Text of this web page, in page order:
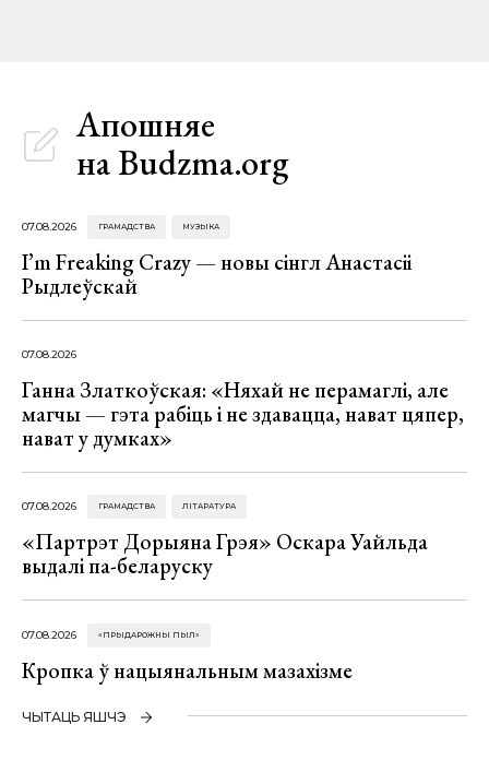
Апошняе
на Budzma.org
07.08.2026 ГРАМАДСТВА МУЗЫКА
I’m Freaking Crazy — новы сінгл Анастасіі
Рыдлеўскай
07.08.2026
Ганна Златкоўская: «Няхай не перамаглі, але
магчы — гэта рабіць і не здавацца, нават цяпер,
нават у думках»
07.08.2026 ГРАМАДСТВА ЛІТАРАТУРА
«Партрэт Дорыяна Грэя» Оскара Уайльда
выдалі па-беларуску
07.08.2026 «ПРЫДАРОЖНЫ ПЫЛ»
Кропка ў нацыянальным мазахізме
ЧЫТАЦЬ ЯШЧЭ